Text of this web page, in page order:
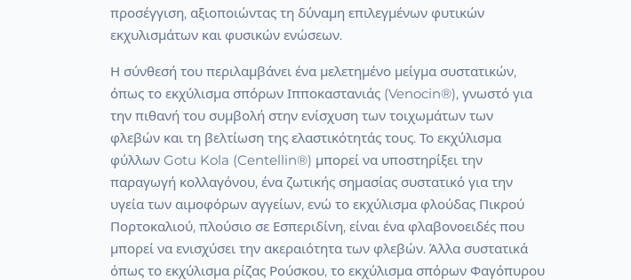
προσέγγιση, αξιοποιώντας τη δύναμη επιλεγμένων φυτικών
εκχυλισμάτων και φυσικών ενώσεων.
Η σύνθεσή του περιλαμβάνει ένα μελετημένο μείγμα συστατικών,
όπως το εκχύλισμα σπόρων Ιπποκαστανιάς (Venocin®), γνωστό για
την πιθανή του συμβολή στην ενίσχυση των τοιχωμάτων των
φλεβών και τη βελτίωση της ελαστικότητάς τους. Το εκχύλισμα
φύλλων Gotu Kola (Centellin®) μπορεί να υποστηρίξει την
παραγωγή κολλαγόνου, ένα ζωτικής σημασίας συστατικό για την
υγεία των αιμοφόρων αγγείων, ενώ το εκχύλισμα φλούδας Πικρού
Πορτοκαλιού, πλούσιο σε Εσπεριδίνη, είναι ένα φλαβονοειδές που
μπορεί να ενισχύσει την ακεραιότητα των φλεβών. Άλλα συστατικά
όπως το εκχύλισμα ρίζας Ρούσκου, το εκχύλισμα σπόρων Φαγόπυρου